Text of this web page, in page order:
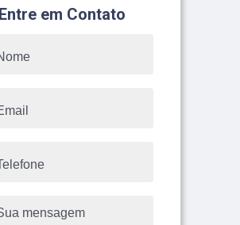
Entre em Contato